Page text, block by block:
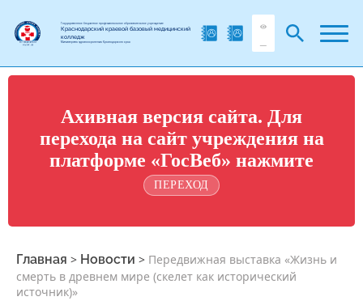
Государственное бюджетное профессиональное образовательное учреждение
Краснодарский краевой базовый медицинский
колледж
Министерства здравоохранения Краснодарского края
Ахивная версия сайта. Для
перехода на сайт учреждения на
платформе «ГосВеб» нажмите
ПЕРЕХОД
Главная > Новости > Передвижная выставка «Жизнь и
смерть в древнем мире (скелет как исторический
источник)»